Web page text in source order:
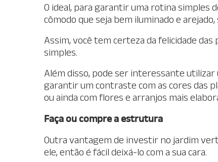
O ideal, para garantir uma rotina simples
cômodo que seja bem iluminado e
Assim, você tem certeza da felicidade
simples.
Além disso, pode ser interessante utilizar
garantir um contraste com as cores das
ou ainda com flores e arranjos mais
Faça ou compre a estrutura
Outra vantagem de investir no jardim
ele, então é fácil deixá-lo com a sua cara.